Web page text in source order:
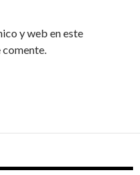
y web en este
comente.